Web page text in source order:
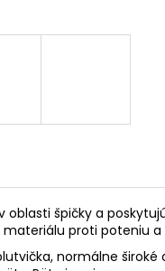
oblasti špičky a
proti poteniu
normálne